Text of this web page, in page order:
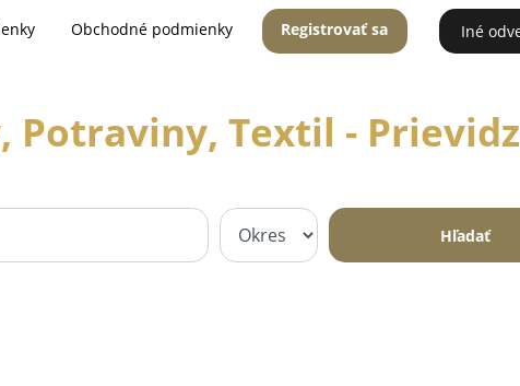
Obchodné podmienky Registrovať sa Iné
Potraviny, Textil -
Hľadať